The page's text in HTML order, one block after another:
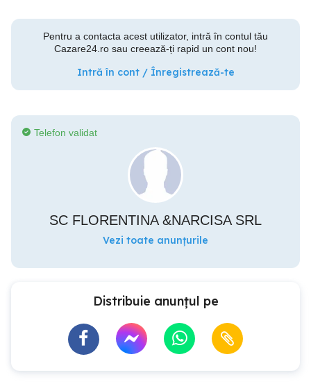
Pentru a contacta acest utilizator, intră în contul tău
Cazare24.ro sau creează-ți rapid un cont nou!
Intră în cont / Înregistrează-te
Telefon validat
SC FLORENTINA &NARCISA SRL
Vezi toate anunțurile
Distribuie anunțul pe